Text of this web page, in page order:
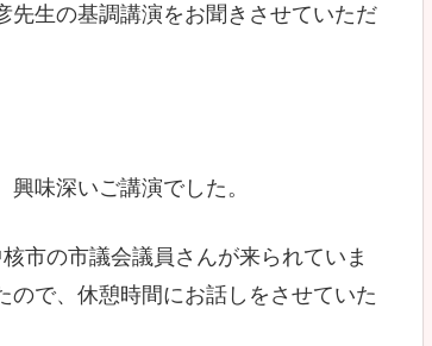
先生の基調講演をお聞きさせていただ
味深いご講演でした。
市の市議会議員さんが来られていま
ので、休憩時間にお話しをさせていた